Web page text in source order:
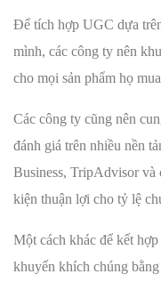
Để tích hợp UGC dựa
mình, các công ty nên
cho mọi sản phẩm họ
Các công ty cũng nên
đánh giá trên nhiều nền
Business, TripAdvisor và
kiện thuận lợi cho tỷ lệ
Một cách khác để kết
khuyến khích chúng